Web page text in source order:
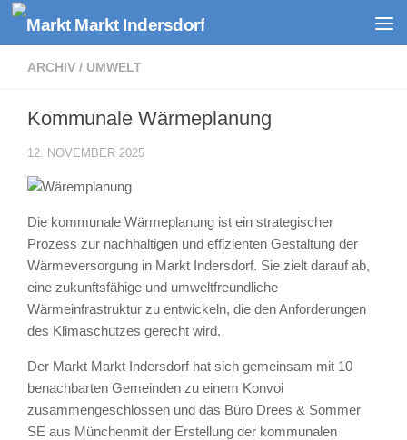
Zum Inhalt springen
ARCHIV / UMWELT
Kommunale Wärmeplanung
12. NOVEMBER 2025
Die kommunale Wärmeplanung ist ein strategischer
Prozess zur nachhaltigen und effizienten Gestaltung der
Wärmeversorgung in Markt Indersdorf. Sie zielt darauf ab,
eine zukunftsfähige und umweltfreundliche
Wärmeinfrastruktur zu entwickeln, die den Anforderungen
des Klimaschutzes gerecht wird.
Der Markt Markt Indersdorf hat sich gemeinsam mit 10
benachbarten Gemeinden zu einem Konvoi
zusammengeschlossen und das Büro Drees & Sommer
SE aus Münchenmit der Erstellung der kommunalen